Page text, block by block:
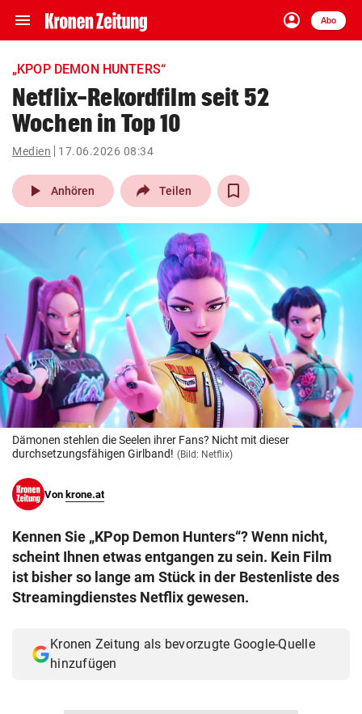
menu Navigation
ein-/ausklappen
account_circle
Anmelden
Abo
close Schließen
account_circle Anmelden
pin_drop
Wien arrow_right
bookmark
search
Suchbegriff
eingeben
© Krone Multimedia GmbH & Co KG 2026
Muthgasse 2, 1190 Wien
„KPOP DEMON HUNTERS“
Netflix-Rekordfilm seit 52
Wochen in Top 10
Medien 17.06.2026 08:34
play_arrow Anhören Teilen
Dämonen stehlen die Seelen ihrer Fans? Nicht mit dieser
durchsetzungsfähigen Girlband! (Bild: Netflix)
Von krone.at
Kennen Sie „KPop Demon Hunters“? Wenn nicht,
scheint Ihnen etwas entgangen zu sein. Kein Film
ist bisher so lange am Stück in der Bestenliste des
Streamingdienstes Netflix gewesen.
Kronen Zeitung als bevorzugte Google-Quelle
hinzufügen